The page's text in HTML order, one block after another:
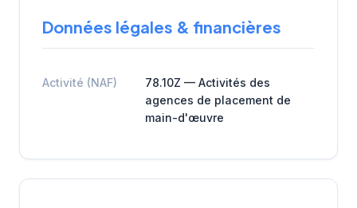
Données légales & financières
Activité (NAF)
78.10Z — Activités des
agences de placement de
main-d'œuvre